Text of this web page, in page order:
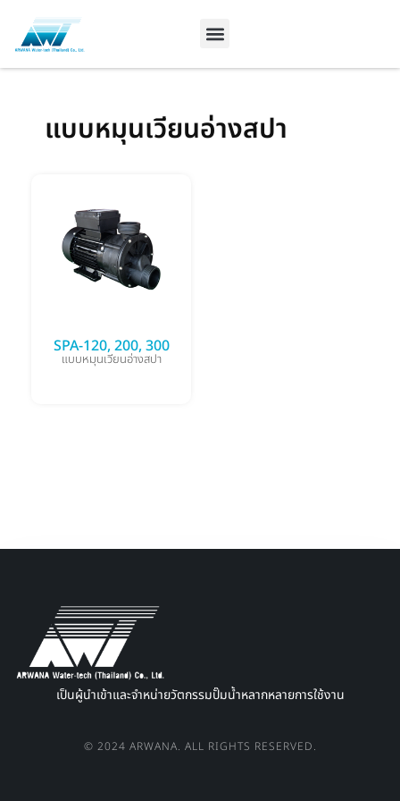
content
แบบหมุนเวียนอ่างสปา
SPA-120, 200, 300
แบบหมุนเวียนอ่างสปา
เป็นผู้นำเข้าและจำหน่ายวัตกรรมปั๊มน้ำหลากหลายการใช้งาน
© 2024 ARWANA. ALL RIGHTS RESERVED.